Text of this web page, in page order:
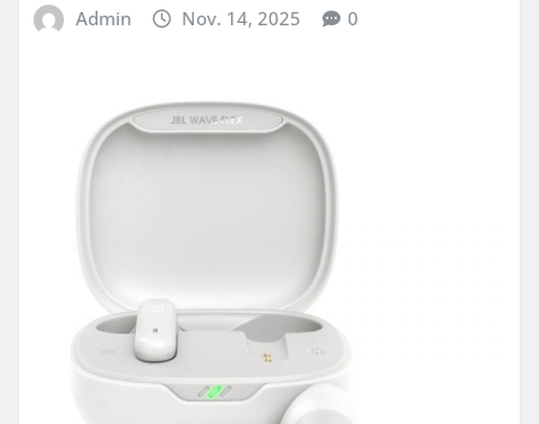
Admin Nov. 14, 2025 0